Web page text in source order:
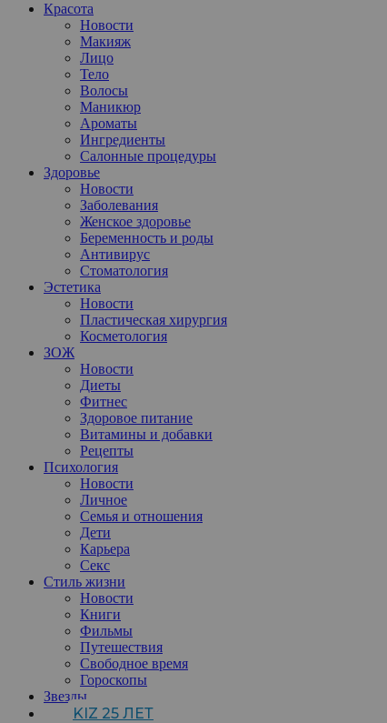
Красота
Новости
Макияж
Лицо
Тело
Волосы
Маникюр
Ароматы
Ингредиенты
Салонные процедуры
Здоровье
Новости
Заболевания
Женское здоровье
Беременность и роды
Антивирус
Стоматология
Эстетика
Новости
Пластическая хирургия
Косметология
ЗОЖ
Новости
Диеты
Фитнес
Здоровое питание
Витамины и добавки
Рецепты
Психология
Новости
Личное
Семья и отношения
Дети
Карьера
Секс
Стиль жизни
Новости
Книги
Фильмы
Путешествия
Свободное время
Гороскопы
Звезды
KIZ 25 ЛЕТ